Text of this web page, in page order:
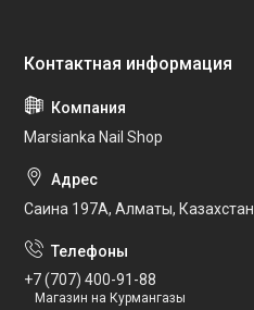
Marsianka Nail Shop
Саина 197А, Алматы, Казахстан
+7 (707) 400-91-88
Магазин на Курмангазы